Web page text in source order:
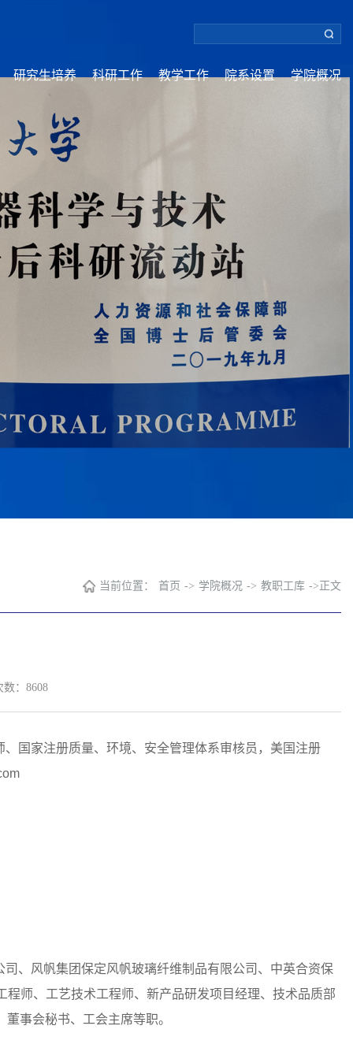
学院概况
院系设置
教学工作
科研工作
研究生培养
当前位置： 首页 -> 学院概况 -> 教职工库 -> 正文
： 8608
国家注册质量、环境、安全管理体系审核员，美国注册
、风帆集团保定风帆玻璃纤维制品有限公司、中英合资保
师、工艺技术工程师、新产品研发项目经理、技术品质部
事会秘书、工会主席等职。